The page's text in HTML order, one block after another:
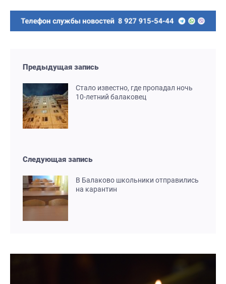
Предыдущая запись
Стало известно, где пропадал ночь
10-летний балаковец
Следующая запись
В Балаково школьники отправились
на карантин